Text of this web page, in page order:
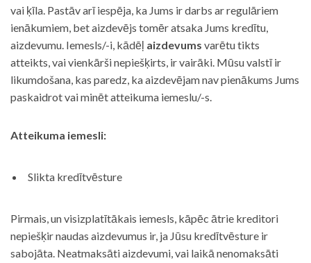
vai ķīla. Pastāv arī iespēja, ka Jums ir darbs ar regulāriem
ienākumiem, bet aizdevējs tomēr atsaka Jums kredītu,
aizdevumu. Iemesls/-i, kādēļ aizdevums varētu tikts
atteikts, vai vienkārši nepiešķirts, ir vairāki. Mūsu valstī ir
likumdošana, kas paredz, ka aizdevējam nav pienākums Jums
paskaidrot vai minēt atteikuma iemeslu/-s.
Atteikuma iemesli:
Slikta kredītvēsture
Pirmais, un visizplatītākais iemesls, kāpēc ātrie kreditori
nepiešķir naudas aizdevumus ir, ja Jūsu kredītvēsture ir
sabojāta. Neatmaksāti aizdevumi, vai laikā nenomaksāti